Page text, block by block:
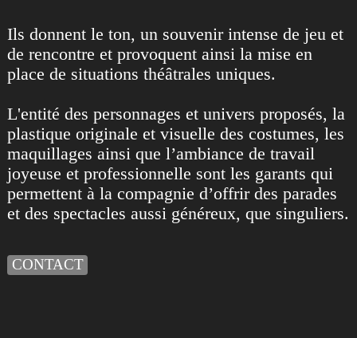
Ils donnent le ton, un souvenir intense de jeu et
de rencontre et provoquent ainsi la mise en
place de situations théâtrales uniques.
L'entité des personnages et univers proposés, la
plastique originale et visuelle des costumes, les
maquillages ainsi que l’ambiance de travail
joyeuse et professionnelle sont les garants qui
permettent à la compagnie d’offrir des parades
et des spectacles aussi généreux, que singuliers.